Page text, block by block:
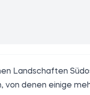
Landschaften
von denen einige